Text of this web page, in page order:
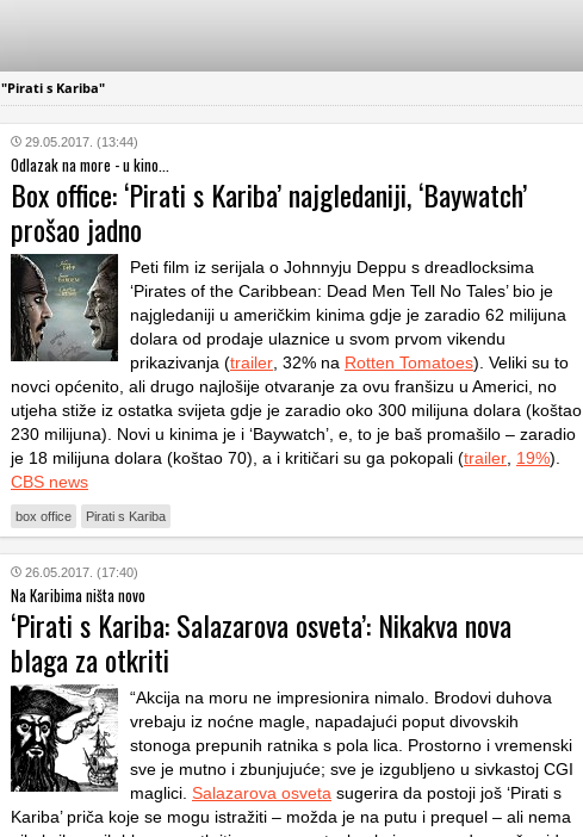
"Pirati s Kariba"
29.05.2017. (13:44)
Odlazak na more - u kino...
Box office: ‘Pirati s Kariba’ najgledaniji, ‘Baywatch’
prošao jadno
Peti film iz serijala o Johnnyju Deppu s dreadlocksima
‘Pirates of the Caribbean: Dead Men Tell No Tales’ bio je
najgledaniji u američkim kinima gdje je zaradio 62 milijuna
dolara od prodaje ulaznice u svom prvom vikendu
prikazivanja (trailer , 32% na Rotten Tomatoes). Veliki su to
novci općenito, ali drugo najlošije otvaranje za ovu franšizu u Americi, no
utjeha stiže iz ostatka svijeta gdje je zaradio oko 300 milijuna dolara (koštao
230 milijuna). Novi u kinima je i ‘Baywatch’, e, to je baš promašilo – zaradio
je 18 milijuna dolara (koštao 70), a i kritičari su ga pokopali (trailer 19%).
CBS news
box office Pirati s Kariba
26.05.2017. (17:40)
Na Karibima ništa novo
‘Pirati s Kariba: Salazarova osveta’: Nikakva nova
blaga za otkriti
“Akcija na moru ne impresionira nimalo. Brodovi duhova
vrebaju iz noćne magle, napadajući poput divovskih
stonoga prepunih ratnika s pola lica. Prostorno i vremenski
sve je mutno i zbunjujuće; sve je izgubljeno u sivkastoj CGI
maglici. Salazarova osveta sugerira da postoji još ‘Pirati s
Kariba’ priča koje se mogu istražiti – možda je na putu i prequel – ali nema